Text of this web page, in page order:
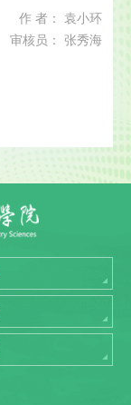
作 者： 袁小环
审核员： 张秀海